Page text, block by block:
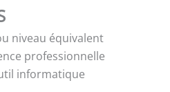
niveau équivalent
professionnelle
informatique